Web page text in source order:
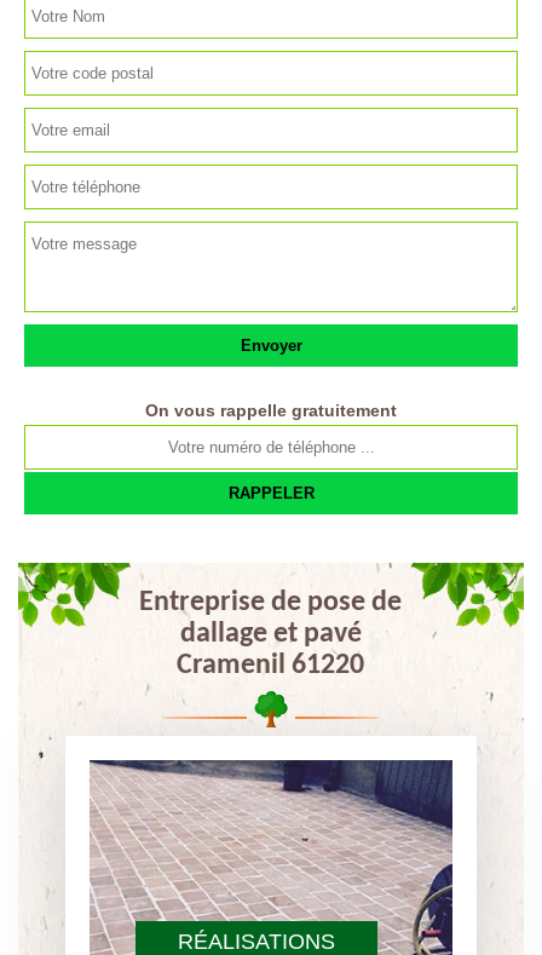
RÉALISATIONS
On vous rappelle gratuitement
Entreprise de pose de
dallage et pavé
Cramenil 61220